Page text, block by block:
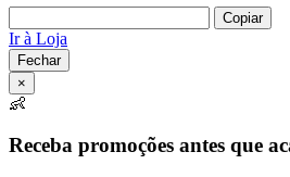
Copiar
Ir à Loja
Fechar
×
👶
Receba promoções antes que